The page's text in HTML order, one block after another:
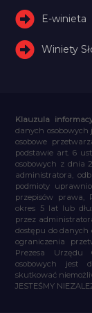
E-winieta
Winiety
Klauzula
danych osobowych
osobowe
podstawie art. 6
osobowych z dnia
administratora,
podmioty
przepisów prawa,
okres 5 lat lub
przez
dostępu do danych
ograniczenia
Prezesa Urzędu
osobowych jest
skutkować
JESTEŚMY